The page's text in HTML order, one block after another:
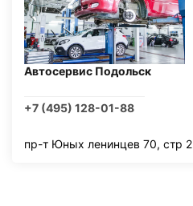
Автосервис Подольск
+7 (495) 128-01-88
пр-т Юных ленинцев 70, стр 2